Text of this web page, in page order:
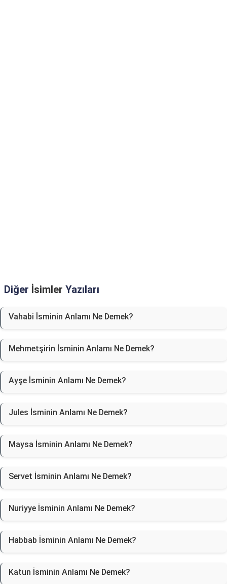
Diğer İsimler Yazıları
Vahabi İsminin Anlamı Ne Demek?
Mehmetşirin İsminin Anlamı Ne Demek?
Ayşe İsminin Anlamı Ne Demek?
Jules İsminin Anlamı Ne Demek?
Maysa İsminin Anlamı Ne Demek?
Servet İsminin Anlamı Ne Demek?
Nuriyye İsminin Anlamı Ne Demek?
Habbab İsminin Anlamı Ne Demek?
Katun İsminin Anlamı Ne Demek?